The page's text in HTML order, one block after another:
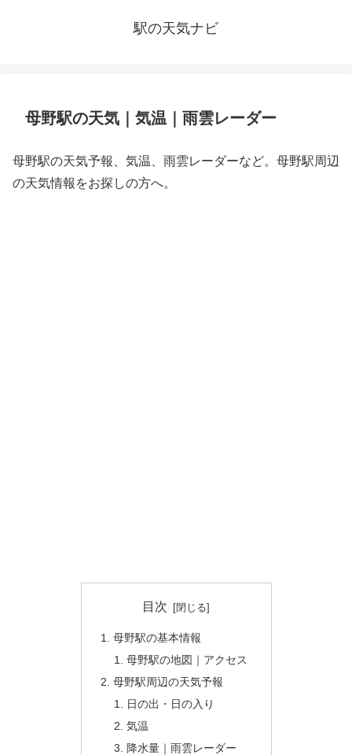
駅の天気ナビ
母野駅の天気｜気温｜雨雲レーダー
母野駅の天気予報、気温、雨雲レーダーなど。母野駅周辺
の天気情報をお探しの方へ。
目次
母野駅の基本情報
母野駅の地図｜アクセス
母野駅周辺の天気予報
日の出・日の入り
気温
降水量｜雨雲レーダー